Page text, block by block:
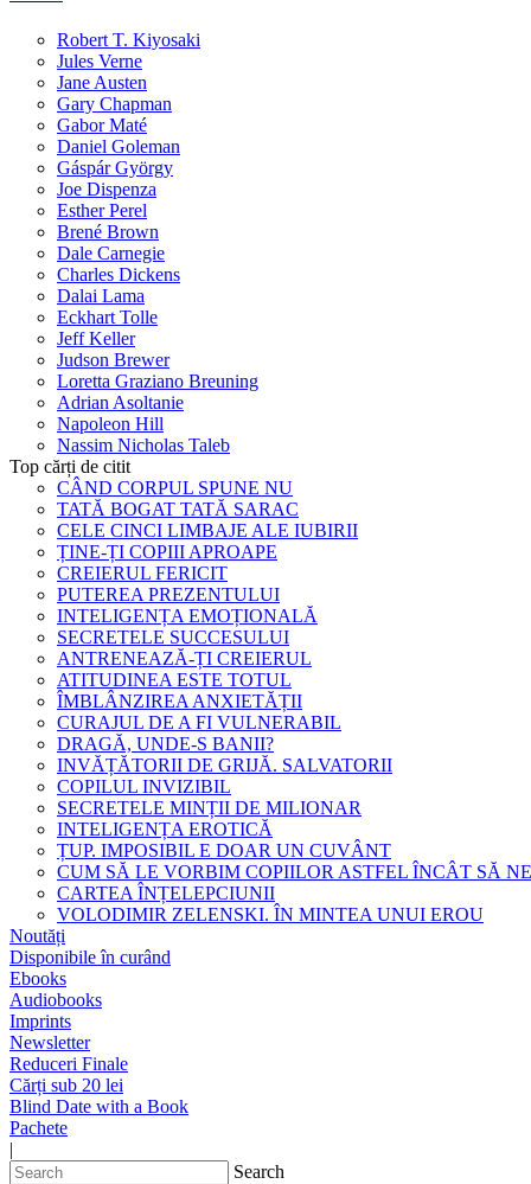
Robert T. Kiyosaki
Jules Verne
Jane Austen
Gary Chapman
Gabor Maté
Daniel Goleman
Gáspár György
Joe Dispenza
Esther Perel
Brené Brown
Dale Carnegie
Charles Dickens
Dalai Lama
Eckhart Tolle
Jeff Keller
Judson Brewer
Loretta Graziano Breuning
Adrian Asoltanie
Napoleon Hill
Nassim Nicholas Taleb
Top cărți de citit
CÂND CORPUL SPUNE NU
TATĂ BOGAT TATĂ SARAC
CELE CINCI LIMBAJE ALE IUBIRII
ȚINE-ȚI COPIII APROAPE
CREIERUL FERICIT
PUTEREA PREZENTULUI
INTELIGENȚA EMOȚIONALĂ
SECRETELE SUCCESULUI
ANTRENEAZĂ-ȚI CREIERUL
ATITUDINEA ESTE TOTUL
ÎMBLÂNZIREA ANXIETĂȚII
CURAJUL DE A FI VULNERABIL
DRAGĂ, UNDE-S BANII?
INVĂȚĂTORII DE GRIJĂ. SALVATORII
COPILUL INVIZIBIL
SECRETELE MINȚII DE MILIONAR
INTELIGENȚA EROTICĂ
ȚUP. IMPOSIBIL E DOAR UN CUVÂNT
CUM SĂ LE VORBIM COPIILOR ASTFEL ÎNCÂT SĂ
CARTEA ÎNȚELEPCIUNII
VOLODIMIR ZELENSKI. ÎN MINTEA UNUI EROU
Noutăți
Disponibile în curând
Ebooks
Audiobooks
Imprints
Newsletter
Reduceri Finale
Cărți sub 20 lei
Blind Date with a Book
Pachete
|
Search